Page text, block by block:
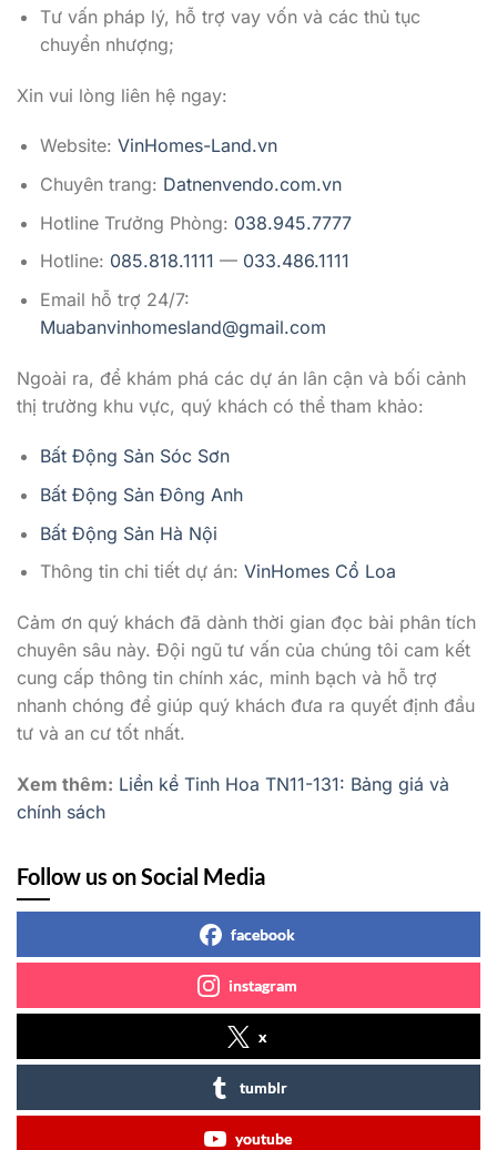
Tư vấn pháp lý, hỗ trợ vay vốn và các thủ tục
chuyển nhượng;
Xin vui lòng liên hệ ngay:
Website: VinHomes-Land.vn
Chuyên trang: Datnenvendo.com.vn
Hotline Trưởng Phòng: 038.945.7777
Hotline: 085.818.1111 — 033.486.1111
Email hỗ trợ 24/7:
Muabanvinhomesland@gmail.com
Ngoài ra, để khám phá các dự án lân cận và bối cảnh
thị trường khu vực, quý khách có thể tham khảo:
Bất Động Sản Sóc Sơn
Bất Động Sản Đông Anh
Bất Động Sản Hà Nội
Thông tin chi tiết dự án: VinHomes Cổ Loa
Cảm ơn quý khách đã dành thời gian đọc bài phân tích
chuyên sâu này. Đội ngũ tư vấn của chúng tôi cam kết
cung cấp thông tin chính xác, minh bạch và hỗ trợ
nhanh chóng để giúp quý khách đưa ra quyết định đầu
tư và an cư tốt nhất.
Xem thêm: Liền kề Tinh Hoa TN11-131: Bảng giá và
chính sách
Follow us on Social Media
facebook
instagram
x
tumblr
youtube